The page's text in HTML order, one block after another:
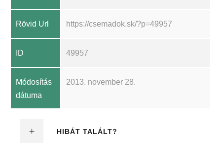
Rövid Url https://csemadok.sk/?p=49957
ID 49957
Módosítás
dátuma
2013. november 28.
HIBÁT TALÁLT?